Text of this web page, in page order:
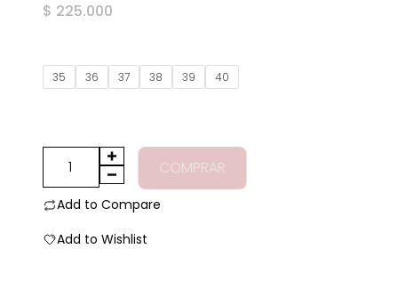
en
5
$ 225.000
35 36 37 38 39 40
Tacones
clásicos
negro
cantidad
COMPRAR
Add to Compare
Add to Wishlist